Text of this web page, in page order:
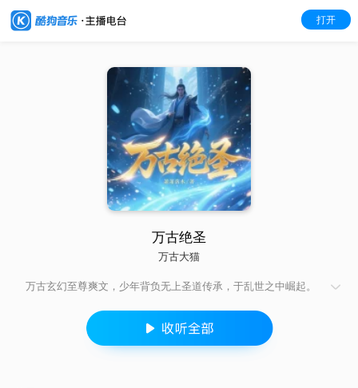
打开
万古绝圣
万古大猫
万古玄幻至尊爽文，少年背负无上圣道传承，于乱世之中崛起。
行极限，超脱世俗束缚，成就万古唯一绝代至圣。